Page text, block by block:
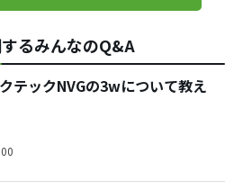
るみんなのQ&A
テックNVGの3wについて教え